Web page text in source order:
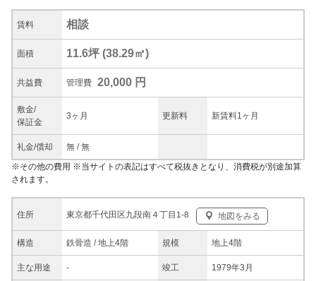
賃料 相談
面積 11.6坪 (38.29㎡)
共益費 管理費 20,000 円
敷金/
保証金
3ヶ月 更新料 新賃料1ヶ月
礼金/償却 無 /無
住所 東京都千代田区九段南４丁目1-8 地図をみる
構造 鉄骨造 / 地上4階 規模 地上4階
主な用途 - 竣工 1979年3月
※その他の費用 ※当サイトの表記はすべて税抜きとなり、消費税が別途加算
されます。